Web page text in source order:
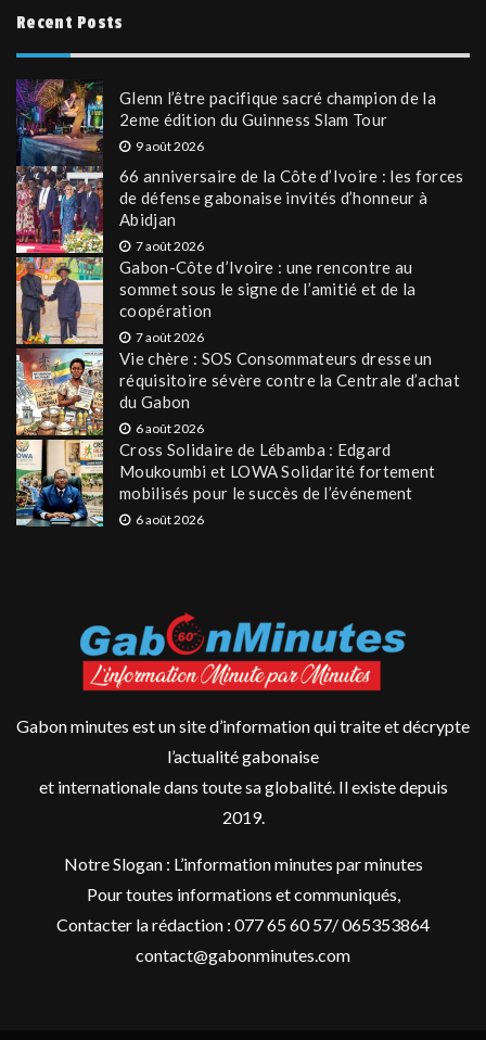
Recent Posts
Glenn l’être pacifique sacré champion de la
2eme édition du Guinness Slam Tour
9 août 2026
66 anniversaire de la Côte d’Ivoire : les forces
de défense gabonaise invités d’honneur à
Abidjan
7 août 2026
Gabon-Côte d’Ivoire : une rencontre au
sommet sous le signe de l’amitié et de la
coopération
7 août 2026
Vie chère : SOS Consommateurs dresse un
réquisitoire sévère contre la Centrale d’achat
du Gabon
6 août 2026
Cross Solidaire de Lébamba : Edgard
Moukoumbi et LOWA Solidarité fortement
mobilisés pour le succès de l’événement
6 août 2026
Gabon minutes est un site d’information qui traite et décrypte
l’actualité gabonaise
et internationale dans toute sa globalité. Il existe depuis
2019.
Notre Slogan : L’information minutes par minutes
Pour toutes informations et communiqués,
Contacter la rédaction : 077 65 60 57/ 065353864
contact@gabonminutes.com